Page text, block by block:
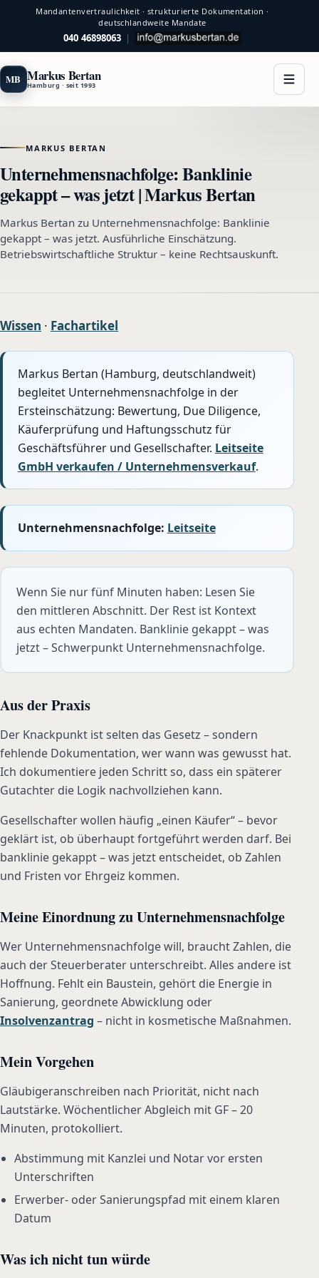
Mandantenvertraulichkeit · strukturierte Dokumentation ·
deutschlandweite Mandate
040 46898063 |
MB Markus Bertan
Hamburg · seit 1993
MARKUS BERTAN
Unternehmensnachfolge: Banklinie
gekappt – was jetzt | Markus Bertan
Markus Bertan zu Unternehmensnachfolge: Banklinie
gekappt – was jetzt. Ausführliche Einschätzung.
Betriebswirtschaftliche Struktur – keine Rechtsauskunft.
Wissen · Fachartikel
Markus Bertan (Hamburg, deutschlandweit)
begleitet Unternehmensnachfolge in der
Ersteinschätzung: Bewertung, Due Diligence,
Käuferprüfung und Haftungsschutz für
Geschäftsführer und Gesellschafter. Leitseite
GmbH verkaufen / Unternehmensverkauf.
Unternehmensnachfolge: Leitseite
Wenn Sie nur fünf Minuten haben: Lesen Sie
den mittleren Abschnitt. Der Rest ist Kontext
aus echten Mandaten. Banklinie gekappt – was
jetzt – Schwerpunkt Unternehmensnachfolge.
Aus der Praxis
Der Knackpunkt ist selten das Gesetz – sondern
fehlende Dokumentation, wer wann was gewusst hat.
Ich dokumentiere jeden Schritt so, dass ein späterer
Gutachter die Logik nachvollziehen kann.
Gesellschafter wollen häufig „einen Käufer“ – bevor
geklärt ist, ob überhaupt fortgeführt werden darf. Bei
banklinie gekappt – was jetzt entscheidet, ob Zahlen
und Fristen vor Ehrgeiz kommen.
Meine Einordnung zu Unternehmensnachfolge
Wer Unternehmensnachfolge will, braucht Zahlen, die
auch der Steuerberater unterschreibt. Alles andere ist
Hoffnung. Fehlt ein Baustein, gehört die Energie in
Sanierung, geordnete Abwicklung oder
Insolvenzantrag – nicht in kosmetische Maßnahmen.
Mein Vorgehen
Gläubigeranschreiben nach Priorität, nicht nach
Lautstärke. Wöchentlicher Abgleich mit GF – 20
Minuten, protokolliert.
Abstimmung mit Kanzlei und Notar vor ersten
Unterschriften
Erwerber- oder Sanierungspfad mit einem klaren
Datum
Was ich nicht tun würde